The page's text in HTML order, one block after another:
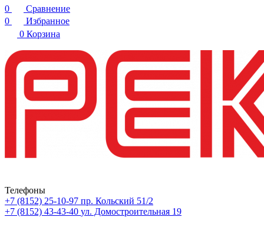
0
Сравнение
0
Избранное
0 Корзина
Телефоны
+7 (8152) 25-10-97 пр. Кольский 51/2
+7 (8152) 43-43-40 ул. Домостроительная 19